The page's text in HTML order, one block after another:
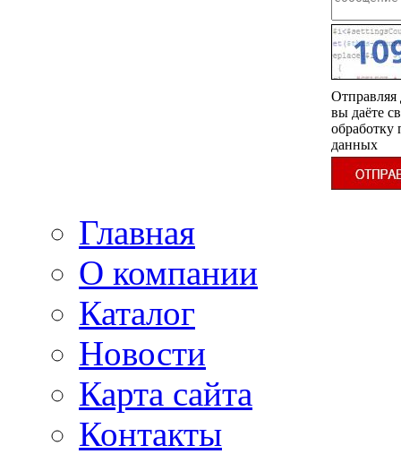
Отправляя
вы даёте
обработку
данных
Главная
О компании
Каталог
Новости
Карта сайта
Контакты